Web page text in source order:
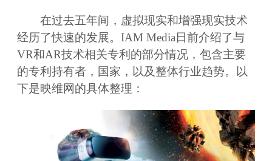
在过去五年间，虚拟现实和增强现实技术
经历了快速的发展。IAM Media日前介绍了与
VR和AR技术相关专利的部分情况，包含主要
的专利持有者，国家，以及整体行业趋势。以
下是映维网的具体整理：